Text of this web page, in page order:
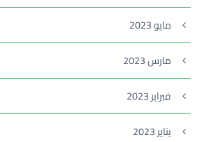
مايو 2023
مارس 2023
فبراير 2023
يناير 2023